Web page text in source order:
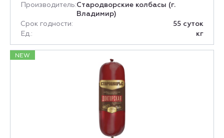
Производитель:Стародворские колбасы (г.
Владимир)
Срок годности:
55 суток
Ед.:
кг
NEW